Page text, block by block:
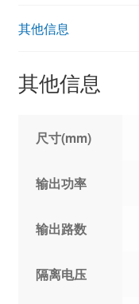
其他信息
其他信息
尺寸(mm)
输出功率
输出路数
隔离电压